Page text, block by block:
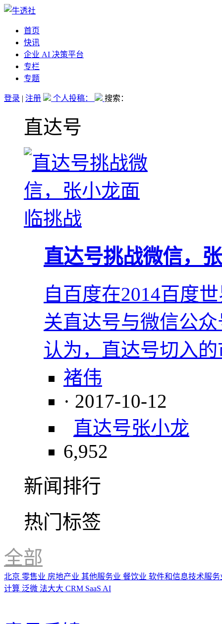
首页
快讯
企业 AI 决策平台
专栏
专题
登录 | 注册 个人投稿： 搜索：
直达号
直达号挑战微信，
自百度在2014百度
关直达号与微信公
认为，直达号切入
褚伟
· 2017-10-12
直达号张小龙
6,952
新闻排行
热门标签
全部
北京 零售业 房地产业 其他服务业 餐饮业 软件和信息技术服
计算 泛微 法大大 CRM SaaS AI